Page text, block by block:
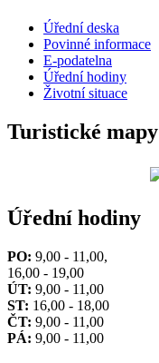
Úřední deska
Povinné informace
E-podatelna
Úřední hodiny
Životní situace
Turistické mapy
Úřední hodiny
PO: 9,00 - 11,00,
16,00 - 19,00
ÚT: 9,00 - 11,00
ST: 16,00 - 18,00
ČT: 9,00 - 11,00
PÁ: 9,00 - 11,00